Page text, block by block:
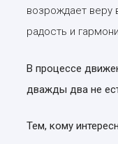
возрождает веру
радость и
В процессе
дважды два не
Тем, кому